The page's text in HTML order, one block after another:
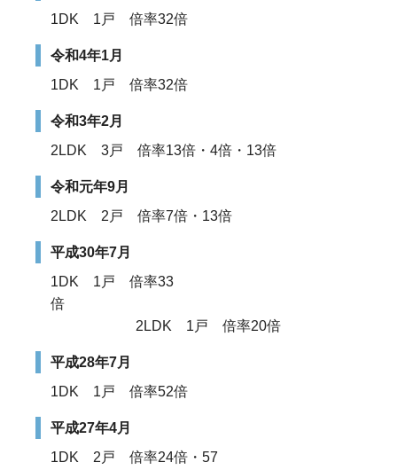
1DK 1戸 倍率32倍
令和4年1月
1DK 1戸 倍率32倍
令和3年2月
2LDK 3戸 倍率13倍・4倍・13倍
令和元年9月
2LDK 2戸 倍率7倍・13倍
平成30年7月
1DK 1戸 倍率33
倍
2LDK 1戸 倍率20倍
平成28年7月
1DK 1戸 倍率52倍
平成27年4月
1DK 2戸 倍率24倍・57